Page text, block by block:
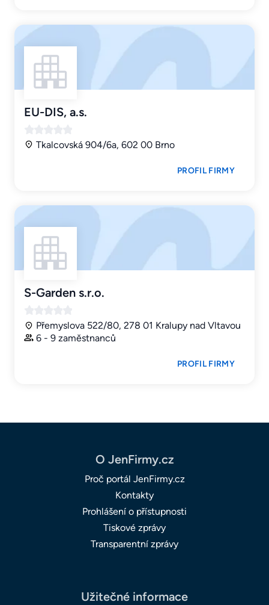
EU-DIS, a.s.
Tkalcovská 904/6a, 602 00 Brno
PROFIL FIRMY
S-Garden s.r.o.
Přemyslova 522/80, 278 01 Kralupy nad Vltavou
6 - 9 zaměstnanců
PROFIL FIRMY
O JenFirmy.cz
Proč portál JenFirmy.cz
Kontakty
Prohlášení o přístupnosti
Tiskové zprávy
Transparentní zprávy
Užitečné informace